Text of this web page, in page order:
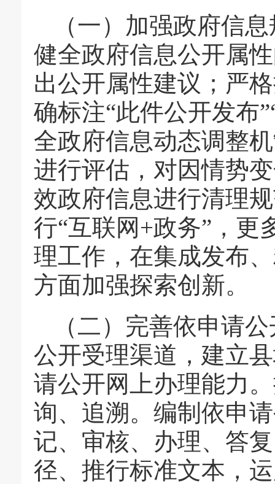
（一）加强政府信
健全政府信息公开属
出公开属性建议；严
确标注“此件公开发布
全政府信息动态调整
进行评估，对因情势
效政府信息进行清理
行“互联网+政务”，更
理工作，在集成发布
方面加强探索创新。
（二）完善依申请
公开受理渠道，建立
请公开网上办理能力
询、追溯。编制依申
记、审核、办理、答
径、推行标准文本，